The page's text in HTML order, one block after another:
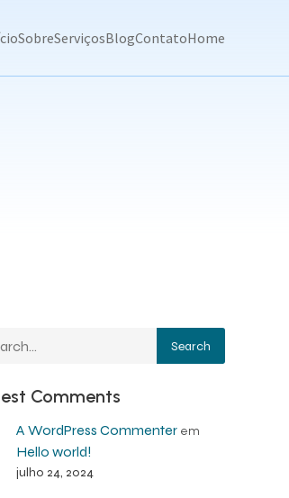
SobreServiçosBlogContatoHome
Search
Comments
A WordPress Commenterem
Hello world!
julho 24, 2024